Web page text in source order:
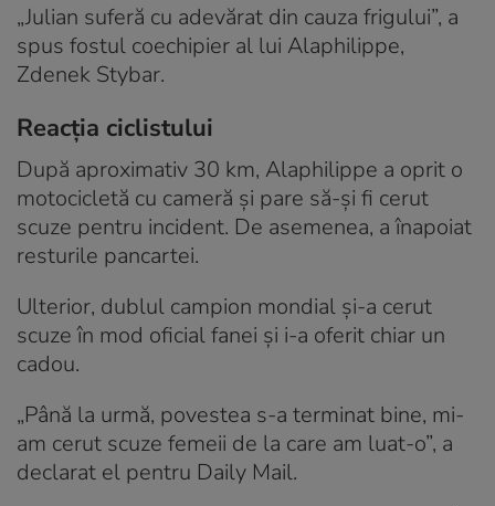
„Julian suferă cu adevărat din cauza frigului”, a
spus fostul coechipier al lui Alaphilippe,
Zdenek Stybar.
Reacția ciclistului
După aproximativ 30 km, Alaphilippe a oprit o
motocicletă cu cameră și pare să-și fi cerut
scuze pentru incident. De asemenea, a înapoiat
resturile pancartei.
Ulterior, dublul campion mondial și-a cerut
scuze în mod oficial fanei și i-a oferit chiar un
cadou.
„Până la urmă, povestea s-a terminat bine, mi-
am cerut scuze femeii de la care am luat-o”, a
declarat el pentru Daily Mail.